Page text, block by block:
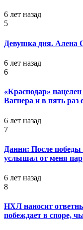
6 лет назад
5
Девушка дня. Алена
6 лет назад
6
«Краснодар»
Вагнера и в пять
6 лет назад
7
Данни: После
услышал от меня
6 лет назад
8
НХЛ наносит
побеждает в споре,